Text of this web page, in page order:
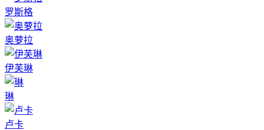
罗斯格
奥萝拉
伊芙琳
琳
卢卡